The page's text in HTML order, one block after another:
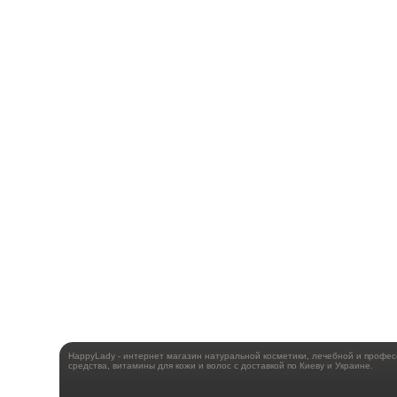
HappyLady - интернет магазин натуральной косметики, лечебной и
средства, витамины для кожи и волос с доставкой по Киеву и Украине.